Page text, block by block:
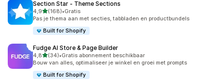
Section Star ‑ Theme Sections
4,9van 5 sterren
(168)
168 recensies in totaal
•Gratis
Pas je thema aan met secties, tabbladen en productbundels
Built for Shopify
Fudge AI Store & Page Builder
4,8van 5 sterren
(34)
34 recensies in totaal
•Gratis abonnement beschikbaar
Bouw van alles, optimaliseer je winkel en groei met prompts
Built for Shopify